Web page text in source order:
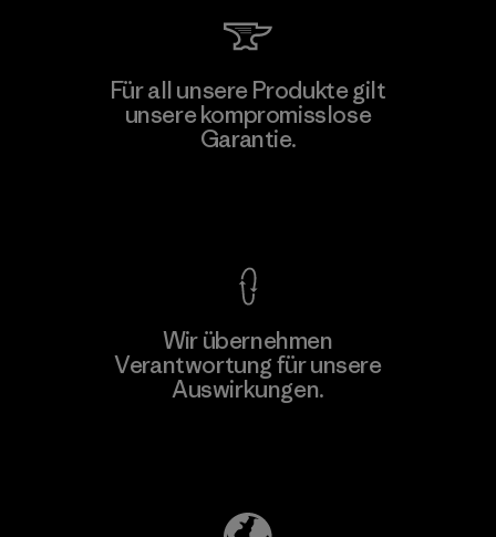
Mehr dazu
MAS Active (Pvt) Ltd - Sleekline
Für all unsere Produkte gilt
unsere kompromisslose
Garantie.
Wir übernehmen
Verantwortung für unsere
Auswirkungen.